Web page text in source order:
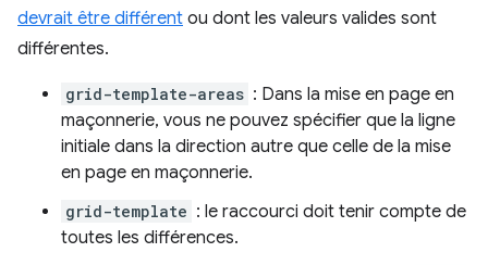
devrait être différent ou dont les valeurs valides sont
différentes.
grid-template-areas : Dans la mise en page en
maçonnerie, vous ne pouvez spécifier que la ligne
initiale dans la direction autre que celle de la mise
en page en maçonnerie.
grid-template : le raccourci doit tenir compte de
toutes les différences.